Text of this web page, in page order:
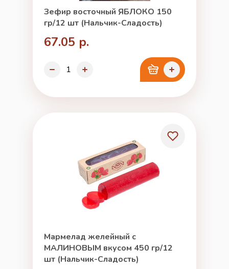
Зефир восточный ЯБЛОКО 150
гр/12 шт (Нальчик-Сладость)
67.05 р.
Мармелад желейный с
МАЛИНОВЫМ вкусом 450 гр/12
шт (Нальчик-Сладость)